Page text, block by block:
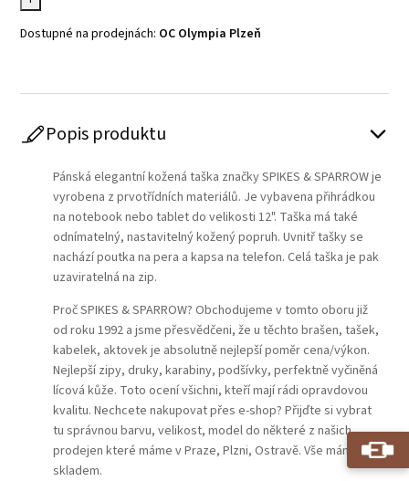
Dostupné na prodejnách: OC Olympia Plzeň
Popis produktu
Pánská elegantní kožená taška značkySPIKES & SPARROWje
vyrobena z prvotřídních materiálů. Je vybavena přihrádkou
na notebook nebo tablet do velikosti 12". Taška má také
odnímatelný, nastavitelný kožený popruh. Uvnitř tašky se
nachází poutka na pera a kapsa na telefon. Celá taška je pak
uzaviratelná na zip.
Proč SPIKES & SPARROW? Obchodujeme v tomto oboru již
od roku 1992 a jsme přesvědčeni, že u těchto brašen, tašek,
kabelek, aktovek je absolutně nejlepší poměr cena/výkon.
Nejlepší zipy, druky, karabiny, podšívky, perfektně vyčiněná
lícová kůže. Toto ocení všichni, kteří mají rádi opravdovou
kvalitu. Nechcete nakupovat přes e-shop? Přijďte si vybrat
tu správnou barvu, velikost, model do některé z našich
prodejen které máme v Praze, Plzni, Ostravě. Vše máme
skladem.